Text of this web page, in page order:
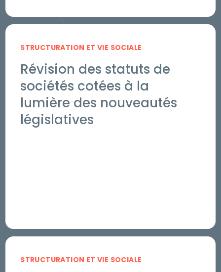
STRUCTURATION ET VIE SOCIALE
Révision des statuts de
sociétés cotées à la
lumière des nouveautés
législatives
STRUCTURATION ET VIE SOCIALE